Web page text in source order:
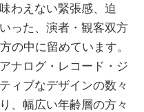
わえない緊張感、迫
った、演者・観客双方
の中に留めています。
ナログ・レコード・ジ
ィブなデザインの数々
、幅広い年齢層の方々